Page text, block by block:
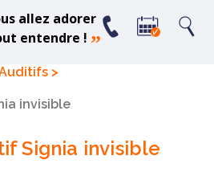
allez adorer
entendre ! ”
invisible
Signia invisible